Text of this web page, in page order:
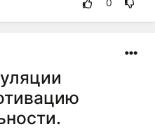
0